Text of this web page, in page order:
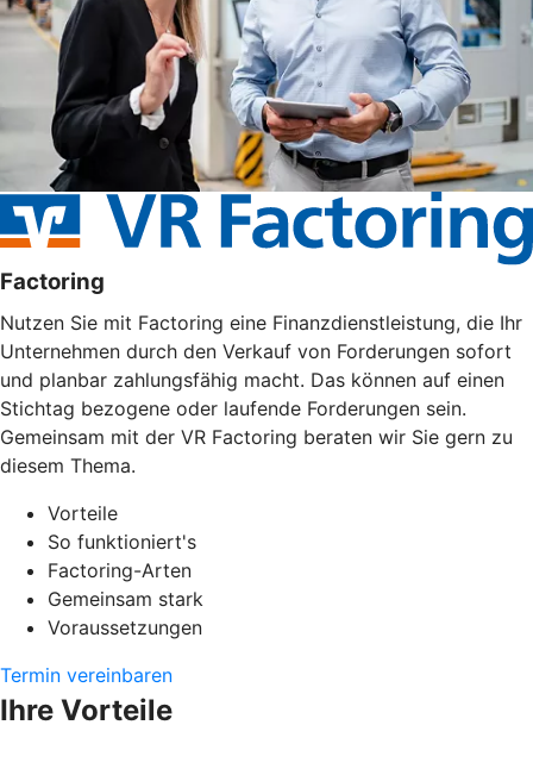
Factoring
Nutzen Sie mit Factoring eine Finanzdienstleistung, die Ihr
Unternehmen durch den Verkauf von Forderungen sofort
und planbar zahlungsfähig macht. Das können auf einen
Stichtag bezogene oder laufende Forderungen sein.
Gemeinsam mit der VR Factoring beraten wir Sie gern zu
diesem Thema.
Vorteile
So funktioniert's
Factoring-Arten
Gemeinsam stark
Voraussetzungen
Termin vereinbaren
Ihre Vorteile